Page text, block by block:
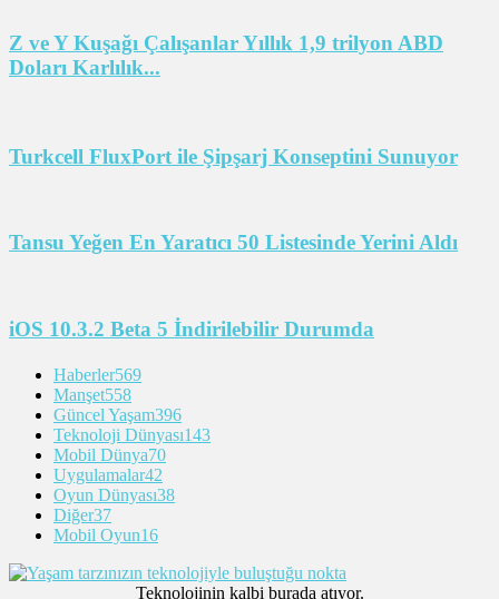
Z ve Y Kuşağı Çalışanlar Yıllık 1,9 trilyon ABD
Doları Karlılık...
Turkcell FluxPort ile Şipşarj Konseptini Sunuyor
Tansu Yeğen En Yaratıcı 50 Listesinde Yerini Aldı
iOS 10.3.2 Beta 5 İndirilebilir Durumda
Haberler569
Manşet558
Güncel Yaşam396
Teknoloji Dünyası143
Mobil Dünya70
Uygulamalar42
Oyun Dünyası38
Diğer37
Mobil Oyun16
Teknolojinin kalbi burada atıyor.